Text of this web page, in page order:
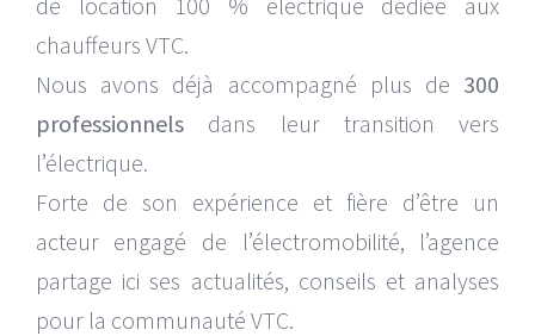
chauffeurs VTC.
Nous avons déjà accompagné plus de 300
professionnelsdans leur transition vers
l’électrique.
Forte de son expérience et fière d’être un
acteur engagé de l’électromobilité, l’agence
partage ici ses actualités, conseils et analyses
pour la communauté VTC.